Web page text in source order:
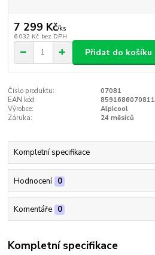
7 299 Kč/ks
6 032 Kč bez DPH
Přidat do košíku
Číslo produktu:
07081
EAN kód:
8591686070811
Výrobce:
Alpicool
Záruka:
24 měsíců
Kompletní specifikace
Hodnocení 0
Komentáře 0
Kompletní specifikace